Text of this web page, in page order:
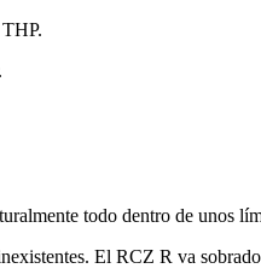
todo dentro de unos
El RCZ R va